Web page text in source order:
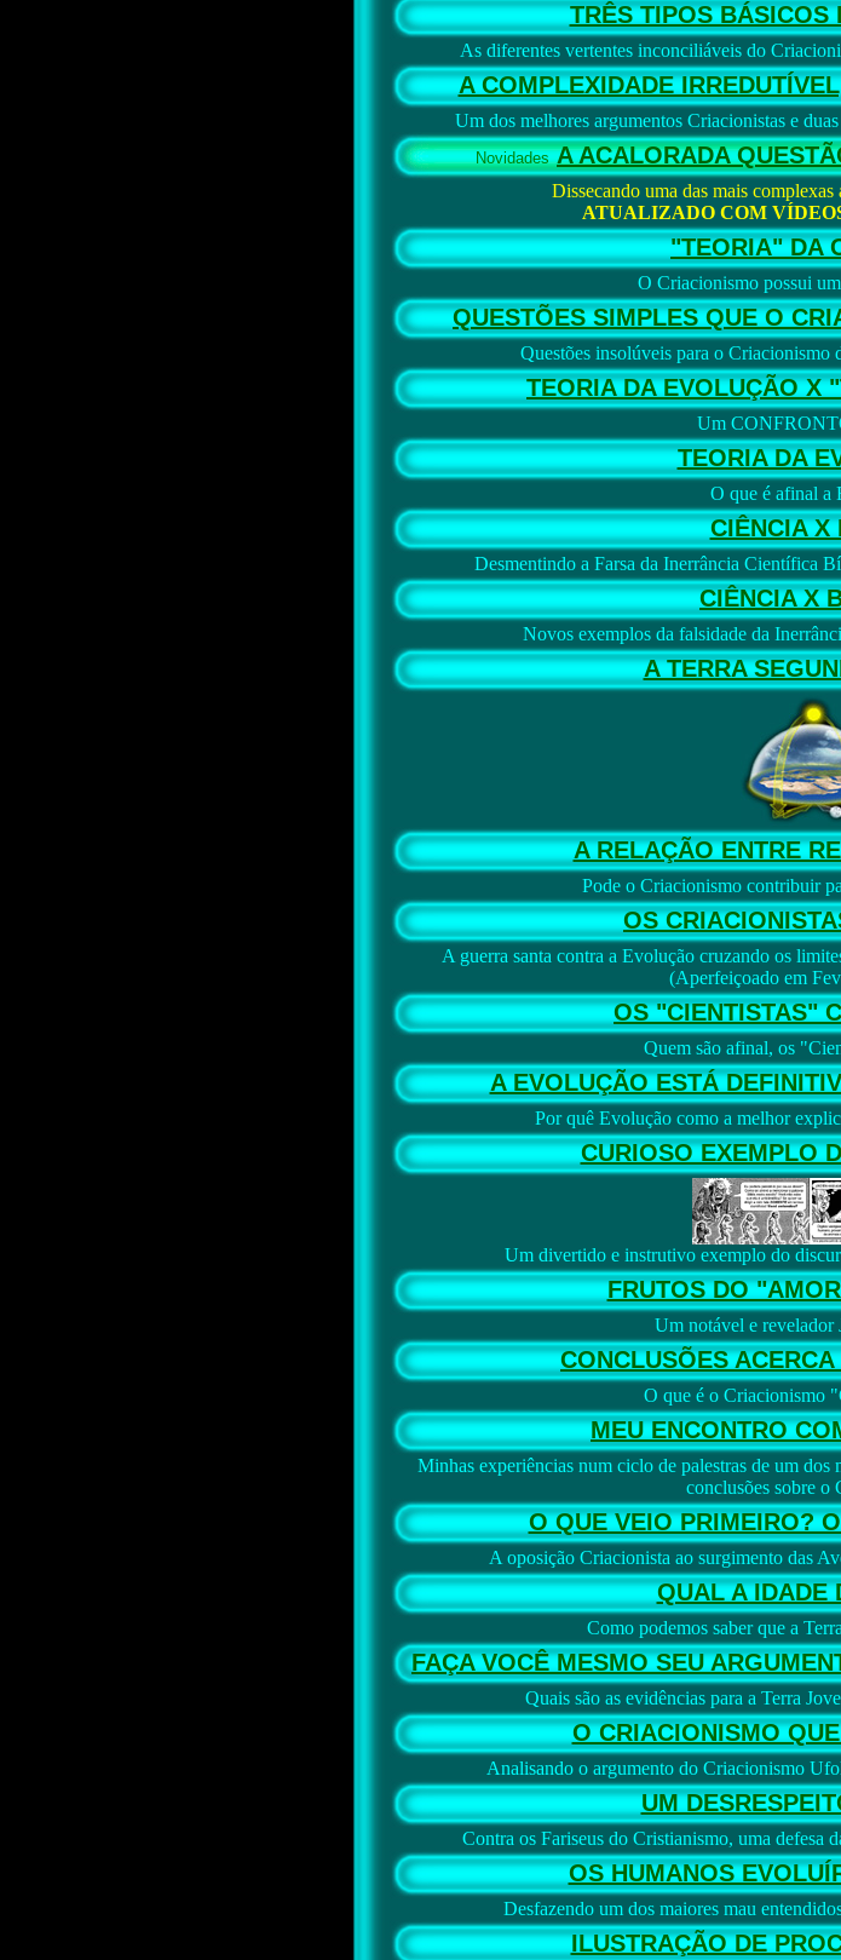
TRÊS TIPOS BÁSICOS
As diferentes vertentes inconciliáveis do
A COMPLEXIDADE
Um dos melhores argumentos Criacionistas e
Novidades A ACALORADA
Dissecando uma das mais
ATUALIZADO COM
"TEORIA" DA
O Criacionismo possui
QUESTÕES SIMPLES QUE O
Questões insolúveis para o
TEORIA DA EVOLUÇÃO X
Um
TEORIA DA
O que é afinal a
CIÊNCIA X
Desmentindo a Farsa da Inerrância Científica
CIÊNCIA X
Novos exemplos da falsidade da
A TERRA
A RELAÇÃO ENTRE
Pode o Criacionismo contribuir
OS
A guerra santa contra a Evolução cruzando os
(Aperfeiçoado em
OS "CIENTISTAS"
Quem são afinal, os
A EVOLUÇÃO ESTÁ
Por quê Evolução como a melhor
CURIOSO EXEMPLO
Um divertido e instrutivo exemplo do
FRUTOS DO
Um notável e revelador
CONCLUSÕES
O que é o Criacionismo
MEU ENCONTRO
Minhas experiências num ciclo de palestras de um
conclusões sobre o
O QUE VEIO PRIMEIRO?
A oposição Criacionista ao surgimento das
QUAL A IDADE
Como podemos saber que a
FAÇA VOCÊ MESMO SEU
Quais são as evidências para a Terra
O CRIACIONISMO
Analisando o argumento do Criacionismo
UM
Contra os Fariseus do Cristianismo, uma defesa
OS HUMANOS
Desfazendo um dos maiores mau
ILUSTRAÇÃO DE